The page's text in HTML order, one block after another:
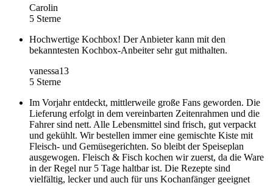
Carolin
5 Sterne
Hochwertige Kochbox! Der Anbieter kann mit den
bekanntesten Kochbox-Anbeiter sehr gut mithalten.
vanessa13
5 Sterne
Im Vorjahr entdeckt, mittlerweile große Fans geworden. Die
Lieferung erfolgt in dem vereinbarten Zeitenrahmen und die
Fahrer sind nett. Alle Lebensmittel sind frisch, gut verpackt
und gekühlt. Wir bestellen immer eine gemischte Kiste mit
Fleisch- und Gemüsegerichten. So bleibt der Speiseplan
ausgewogen. Fleisch & Fisch kochen wir zuerst, da die Ware
in der Regel nur 5 Tage haltbar ist. Die Rezepte sind
vielfältig, lecker und auch für uns Kochanfänger geeignet